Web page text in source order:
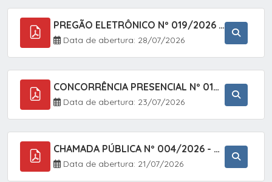
PREGÃO ELETRÔNICO Nº 019/2026 - ONTRATAÇÃO DE EMPRESA ESPECIALIZADA PARA A PRESTAÇÃO DE SERVIÇOS VETERINÁRIOS CLÍNICOS E CIRÚRGICOS, COM FOCO EM AÇÕES DE SAÚDE PÚBLICA, BEM-ESTAR ANIMAL E CONTROLE POPULACIONAL ÉTICO DE CÃES E GATOS, EM ATENDIMENTO À
Data de abertura: 28/07/2026
CONCORRÊNCIA PRESENCIAL Nº 018/2026 - PAVIMENTAÇÃO ASFÁLTICA NO BAIRRO VOTUPOCA ? ESTRADA DA RAPOSA, NO MUNICÍPIO DE SETE BARRAS/SP
Data de abertura: 23/07/2026
CHAMADA PÚBLICA Nº 004/2026 - AQUISIÇÃO DE GÊNEROS ALIMENTÍCIOS DA AGRICULTURA FAMILIAR PARA ALIMENTAÇÃO ESCOLAR COM DISPENSA DE LICITAÇÃO, LEI N.º 11.947, DE 16/07/2009, RESOLUÇÃO N.º 26 DO FNDE, DE 17/06/2013 E ALTERAÇÕES E A LEI FEDERAL Nº 14.133/
Data de abertura: 21/07/2026